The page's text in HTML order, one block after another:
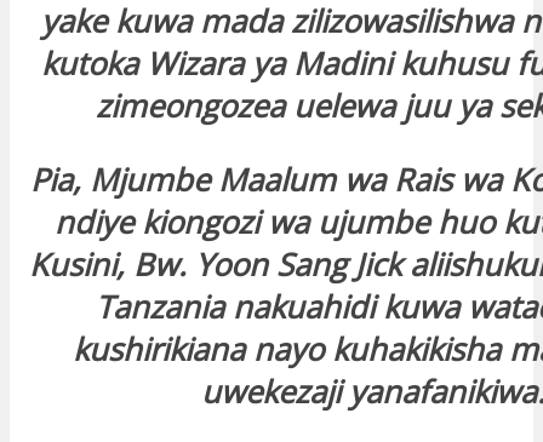
yake kuwa mada zilizowasilishwa
kutoka Wizara ya Madini kuhusu
zimeongozea uelewa juu ya
Pia, Mjumbe Maalum wa Rais wa
ndiye kiongozi wa ujumbe huo
Kusini, Bw. Yoon Sang Jick
Tanzania nakuahidi kuwa
kushirikiana nayo kuhakikisha
uwekezaji